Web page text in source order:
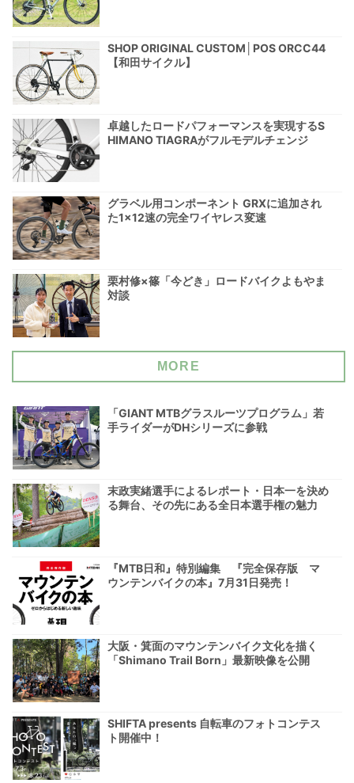
SHOP ORIGINAL CUSTOM│POS ORCC44
【和田サイクル】
卓越したロードパフォーマンスを実現するS
HIMANO TIAGRAがフルモデルチェンジ
グラベル用コンポーネント GRXに追加され
た1×12速の完全ワイヤレス変速
栗村修×篠「今どき」ロードバイクよもやま
対談
MORE
「GIANT MTBグラスルーツプログラム」若
手ライダーがDHシリーズに参戦
末政実緒選手によるレポート・日本一を決め
る舞台、その先にある全日本選手権の魅力
『MTB日和』特別編集 『完全保存版 マ
ウンテンバイクの本』7月31日発売！
大阪・箕面のマウンテンバイク文化を描く
「Shimano Trail Born」最新映像を公開
SHIFTA presents 自転車のフォトコンテス
ト開催中！